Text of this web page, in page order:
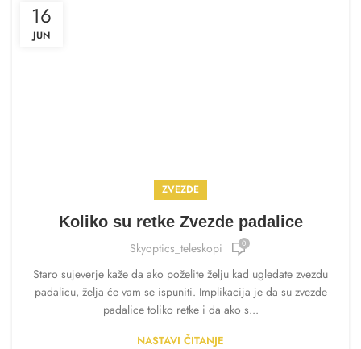
16
JUN
ZVEZDE
Koliko su retke Zvezde padalice
Skyoptics_teleskopi 0
Staro sujeverje kaže da ako poželite želju kad ugledate zvezdu
padalicu, želja će vam se ispuniti. Implikacija je da su zvezde
padalice toliko retke i da ako s...
NASTAVI ČITANJE